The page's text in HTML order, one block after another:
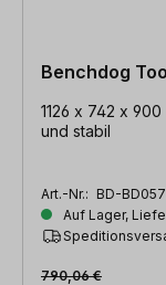
Benchdog
1126 x 742 x
und stabil
Art.-Nr.: BD-
Auf Lager,
790,06 €